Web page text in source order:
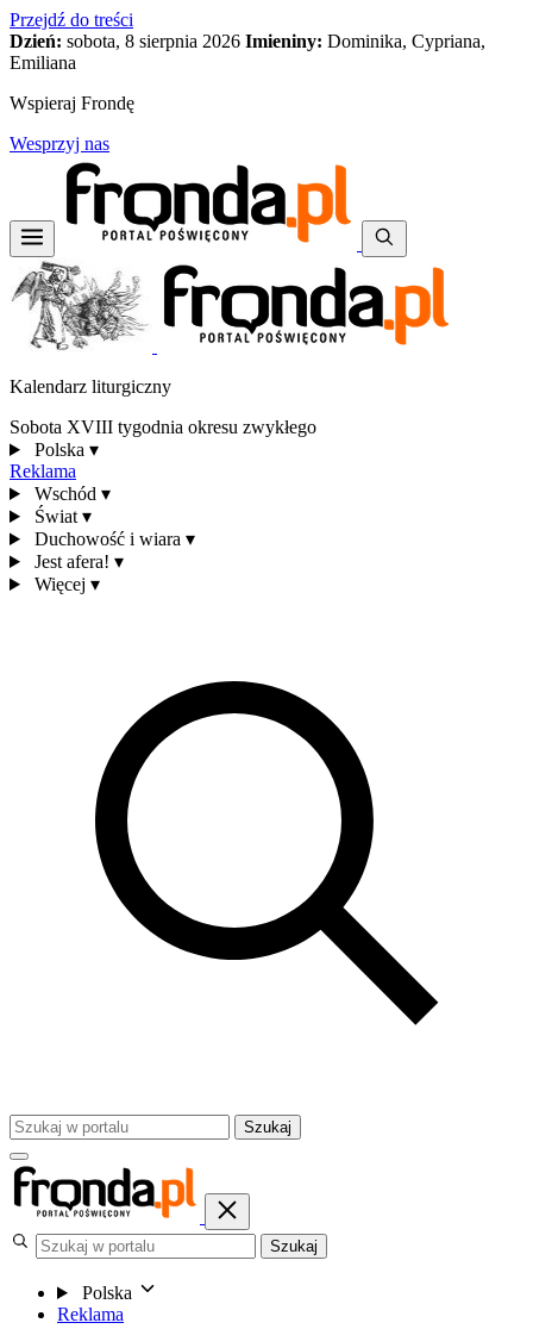
Przejdź do treści
Dzień: sobota, 8 sierpnia 2026 Imieniny: Dominika, Cypriana,
Emiliana
Wspieraj Frondę
Wesprzyj nas
Kalendarz liturgiczny
Sobota XVIII tygodnia okresu zwykłego
Polska ▾
Reklama
Wschód ▾
Świat ▾
Duchowość i wiara ▾
Jest afera! ▾
Więcej ▾
Szukaj
Szukaj
Polska
Reklama